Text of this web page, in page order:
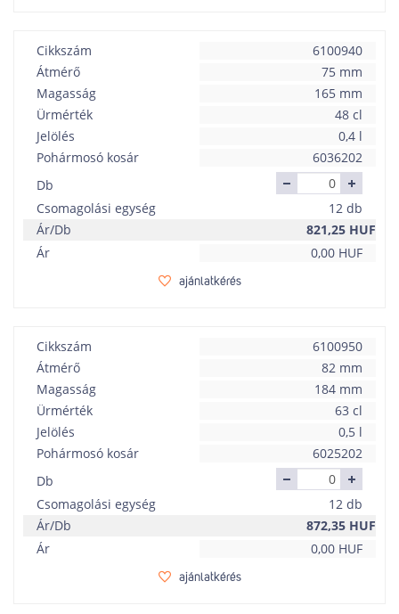
Cikkszám
6100940
Átmérő
75 mm
Magasság
165 mm
Ürmérték
48 cl
Jelölés
0,4 l
Pohármosó kosár
6036202
Db
Csomagolási egység
12 db
Ár/Db
821,25 HUF
Ár
0,00 HUF
ajánlatkérés
Cikkszám
6100950
Átmérő
82 mm
Magasság
184 mm
Ürmérték
63 cl
Jelölés
0,5 l
Pohármosó kosár
6025202
Db
Csomagolási egység
12 db
Ár/Db
872,35 HUF
Ár
0,00 HUF
ajánlatkérés